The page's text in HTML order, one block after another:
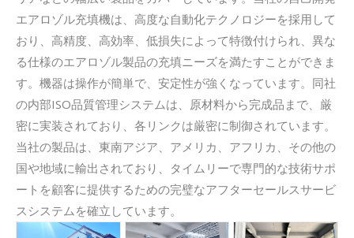
エアロゾル充填機は、高度な自動化テクノロジーを採用して
おり、高精度、高効率、低損失によって特徴付けられ、異な
る仕様のエアロゾル製品の充填ニーズを満たすことができま
す。機器は操作が簡単で、安定性が強くなっています。同社
の内部ISO品質管理システムは、原材料から完成品まで、厳
密に実装されており、各リンクは厳密に制御されています。
当社の製品は、東南アジア、アメリカ、アフリカ、その他の
国や地域に輸出されており、タイムリーで専門的な技術サポ
ートを顧客に提供するための完璧なアフターセールスサービ
スシステムを確立しています。